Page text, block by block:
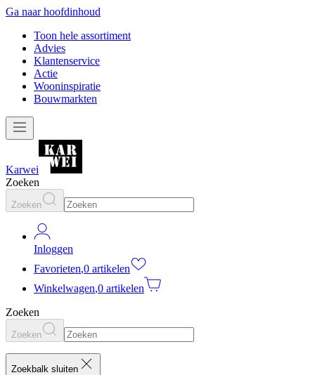
Ga naar hoofdinhoud
Toon hele assortiment
Advies
Klantenservice
Actie
Wooninspiratie
Bouwmarkten
Karwei
Zoeken
Zoeken
Inloggen
Favorieten,0 artikelen
Winkelwagen,0 artikelen
Zoeken
Zoeken
Zoekbalk sluiten